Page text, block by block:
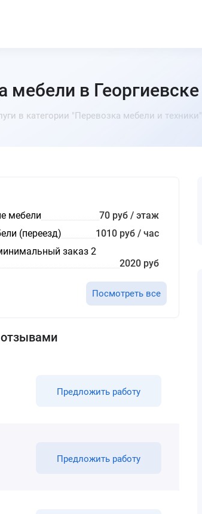
мебели в Георгиевске
в категории "Перевозка мебели и техники".
мебели
70 руб / этаж
(переезд)
1010 руб / час
заказ 2
2020 руб
Посмотреть все
Предложить работу
Предложить работу